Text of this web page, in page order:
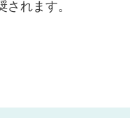
れます。